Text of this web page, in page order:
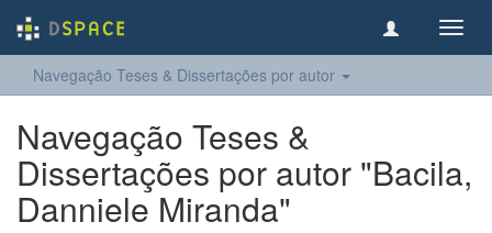
Navegação Teses & Dissertações por autor
Navegação Teses &
Dissertações por autor "Bacila,
Danniele Miranda"